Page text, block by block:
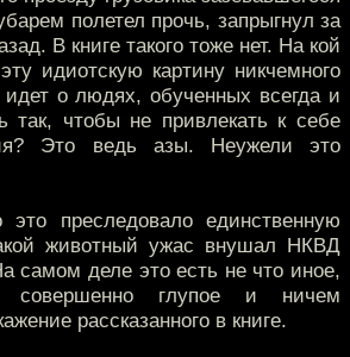
полетел прочь, запрыгнул за
В книге такого тоже нет. На кой
идиотскую картину никчемного
идет о людях, обученных всегда и
так, чтобы не привлекать к себе
Это ведь азы. Неужели это
преследовало единственную
животный ужас внушал НКВД
самом деле это есть не что иное,
совершенно глупое и ничем
рассказанного в книге.